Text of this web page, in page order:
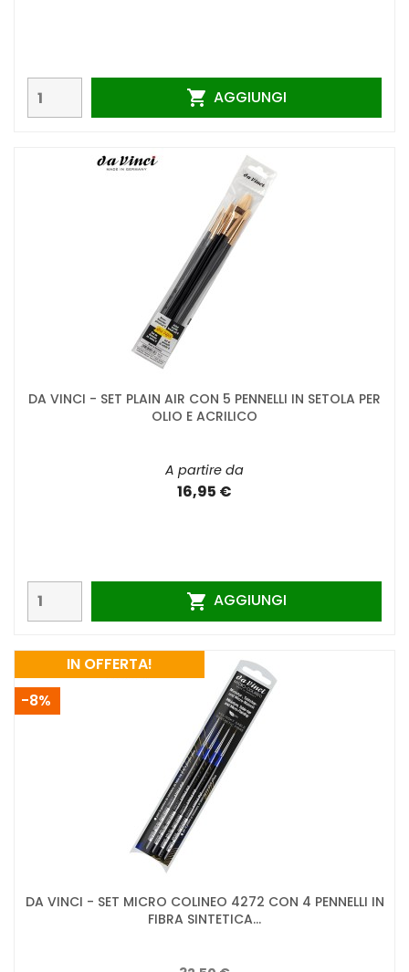
 AGGIUNGI
DA VINCI - SET PLAIN AIR CON 5 PENNELLI IN SETOLA PER
OLIO E ACRILICO
A partire da
16,95 €
 AGGIUNGI
DA VINCI - SET MICRO COLINEO 4272 CON 4 PENNELLI IN
FIBRA SINTETICA...
IN OFFERTA!
-8%